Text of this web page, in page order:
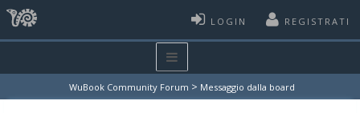
LOGIN REGISTRATI
WuBook Community Forum > Messaggio dalla board